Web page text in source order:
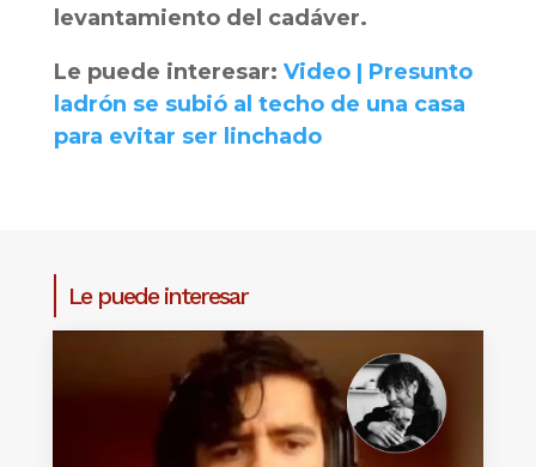
levantamiento del cadáver.
Le puede interesar: Video | Presunto
ladrón se subió al techo de una casa
para evitar ser linchado
Le puede interesar